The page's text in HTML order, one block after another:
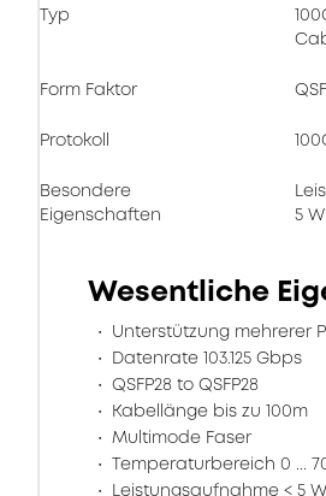
Typ
Form Faktor
Protokoll
Besondere
Eigenschaften
5 W
Wesentliche
Unterstützung mehrerer
Datenrate 103.125 Gbps
QSFP28 to QSFP28
Kabellänge bis zu 100m
Multimode Faser
Temperaturbereich 0 ...
Leistungsaufnahme < 5